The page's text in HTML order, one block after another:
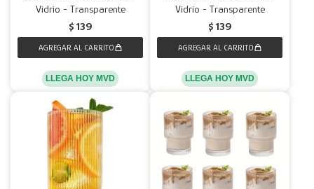
Vidrio - Transparente
$ 139
LLEGA HOY MVD
Vidrio - Transparente
$ 139
LLEGA HOY MVD